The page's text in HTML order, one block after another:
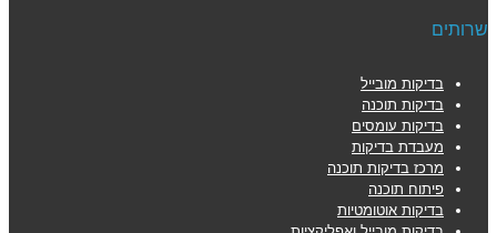
בדיקות מובייל
בדיקות תוכנה
בדיקות עומסים
מעבדת בדיקות
מרכז בדיקות תוכנה
פיתוח תוכנה
בדיקות אוטומטיות